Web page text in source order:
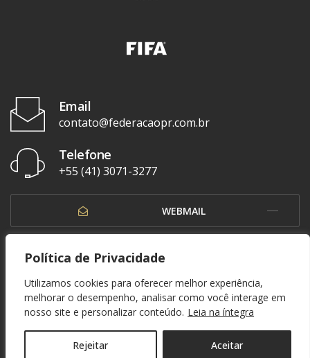
Política de Privacidade
Utilizamos cookies para oferecer melhor experiência,
melhorar o desempenho, analisar como você interage em
nosso site e personalizar conteúdo. Leia na íntegra
Rejeitar Aceitar
Email
contato@federacaopr.com.br
Telefone
+55 (41) 3071-3277
WEBMAIL
OUVIDORIA
© 1937 - 2026. Federação Paranaense de Futebol. Todos os direitos reservados. By